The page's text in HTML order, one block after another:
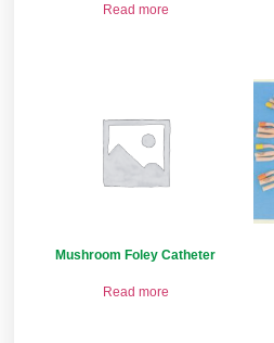
Read more
Mushroom Foley Catheter
Read more